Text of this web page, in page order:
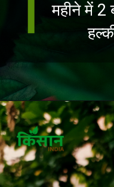
महीने में 2